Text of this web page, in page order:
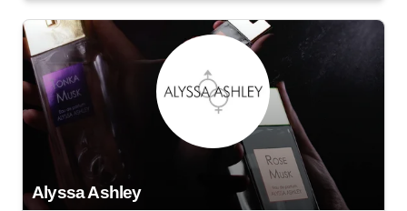
Alyssa Ashley